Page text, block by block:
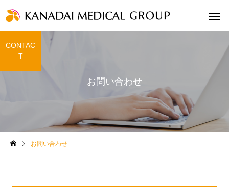
清水さざん薬局 今治けんこ
お知らせ
お問い合わせ
CONTAC
T
お問い合わせ